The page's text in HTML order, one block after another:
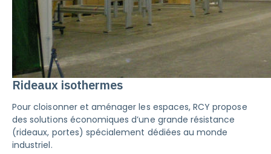
Rideaux isothermes
Pour cloisonner et aménager les espaces, RCY propose
des solutions économiques d’une grande résistance
(rideaux, portes) spécialement dédiées au monde
industriel.